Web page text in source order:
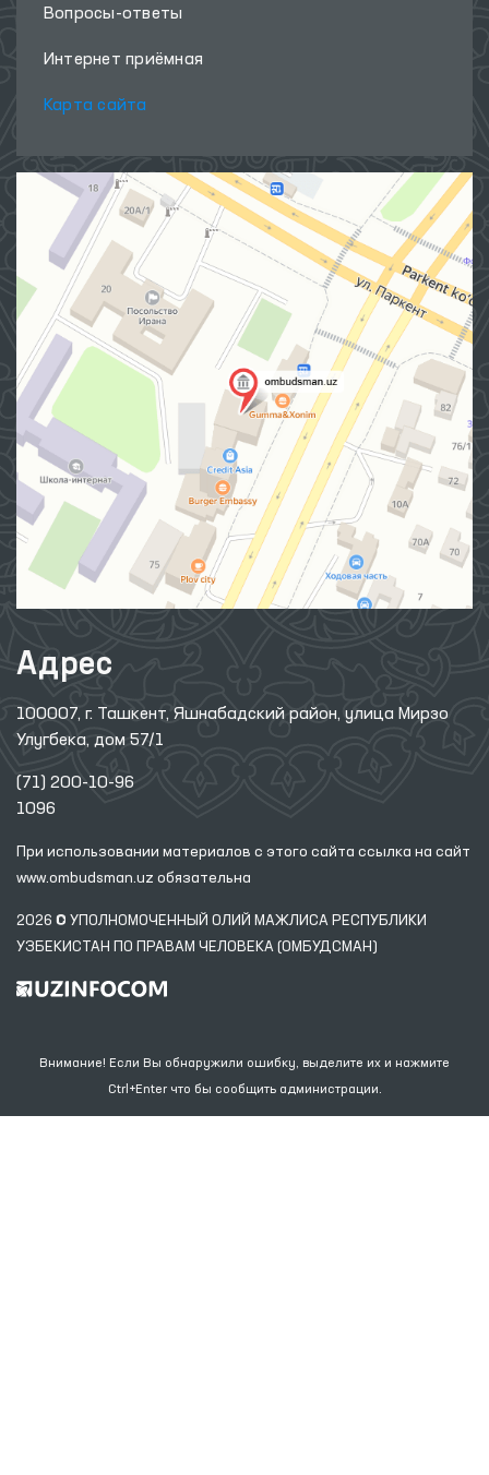
Вопросы-ответы
Интернет приёмная
Карта сайта
Адрес
100007, г. Ташкент, Яшнабадский район, улица Мирзо
Улугбека, дом 57/1
(71) 200-10-96
1096
При использовании материалов с этого сайта ссылка на сайт
www.ombudsman.uz обязательна
2026 © УПОЛНОМОЧЕННЫЙ ОЛИЙ МАЖЛИСА РЕСПУБЛИКИ
УЗБЕКИСТАН ПО ПРАВАМ ЧЕЛОВЕКА (ОМБУДСМАН)
Внимание! Если Вы обнаружили ошибку, выделите их и нажмите
Ctrl+Enter что бы сообщить администрации.